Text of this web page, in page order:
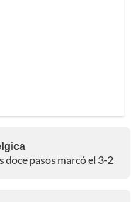
doce pasos marcó el 3-2